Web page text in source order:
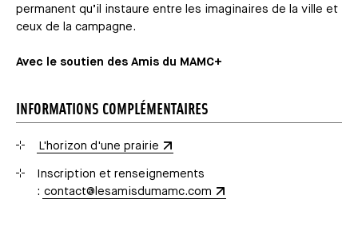
permanent qu’il instaure entre les imaginaires de la ville et
ceux de la campagne.
Avec le soutien des Amis du MAMC+
INFORMATIONS COMPLÉMENTAIRES
L'horizon d'une prairie
Inscription et renseignements
: contact@lesamisdumamc.com